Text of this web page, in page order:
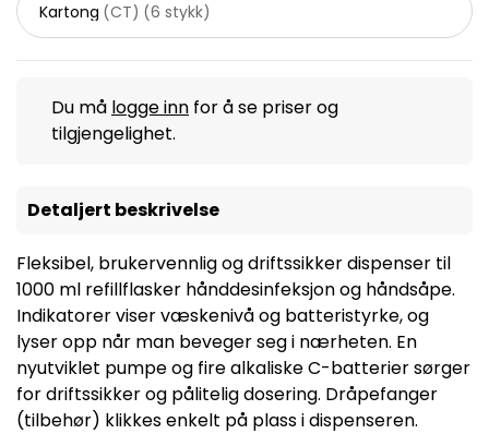
Kartong (CT) (6 stykk)
Du må logge inn for å se priser og
tilgjengelighet.
Detaljert beskrivelse
Fleksibel, brukervennlig og driftssikker dispenser til
1000 ml refillflasker hånddesinfeksjon og håndsåpe.
Indikatorer viser væskenivå og batteristyrke, og
lyser opp når man beveger seg i nærheten. En
nyutviklet pumpe og fire alkaliske C-batterier sørger
for driftssikker og pålitelig dosering. Dråpefanger
(tilbehør) klikkes enkelt på plass i dispenseren.